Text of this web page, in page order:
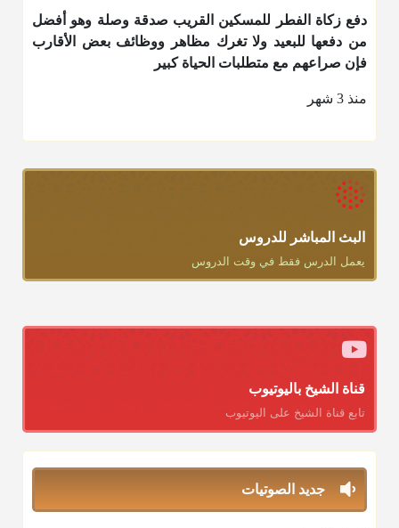
دفعزكاة الفطر
للمسكين القريب صدقة وصلة وهو أفضل
من دفعها للبعيد ولا تغرك مظاهر ووظائف بعض الأقارب
فإن صراعهم مع متطلبات الحياة كبير
منذ 3 شهر
البث المباشر للدروس
يعمل الدرس فقط في وقت الدروس
قناة الشيخ باليوتيوب
تابع قناة الشيخ على اليوتيوب
جديد الصوتيات